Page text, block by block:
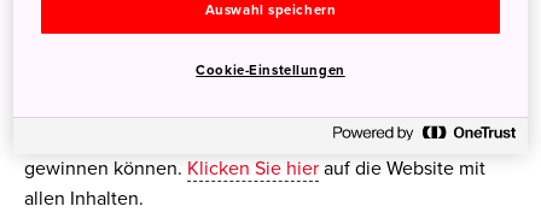
Zusammen mit der Veröffentlichung des Talk-Videos
Fans Preise wie Direktflugtickets in das Land der
Spieltagbesuch der Eintracht sowie eine Stadionführung
gewinnen können. Klicken Sie hier auf die Website mit
allen Inhalten.
Auswahl speichern
Cookie-Einstellungen